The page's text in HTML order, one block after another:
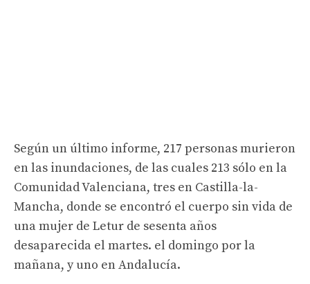
Según un último informe, 217 personas murieron
en las inundaciones, de las cuales 213 sólo en la
Comunidad Valenciana, tres en Castilla-la-
Mancha, donde se encontró el cuerpo sin vida de
una mujer de Letur de sesenta años
desaparecida el martes. el domingo por la
mañana, y uno en Andalucía.